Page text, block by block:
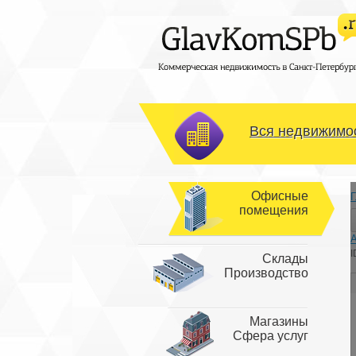
Вся
Офисные
помещения
Склады
Производство
Магазины
Сфера услуг